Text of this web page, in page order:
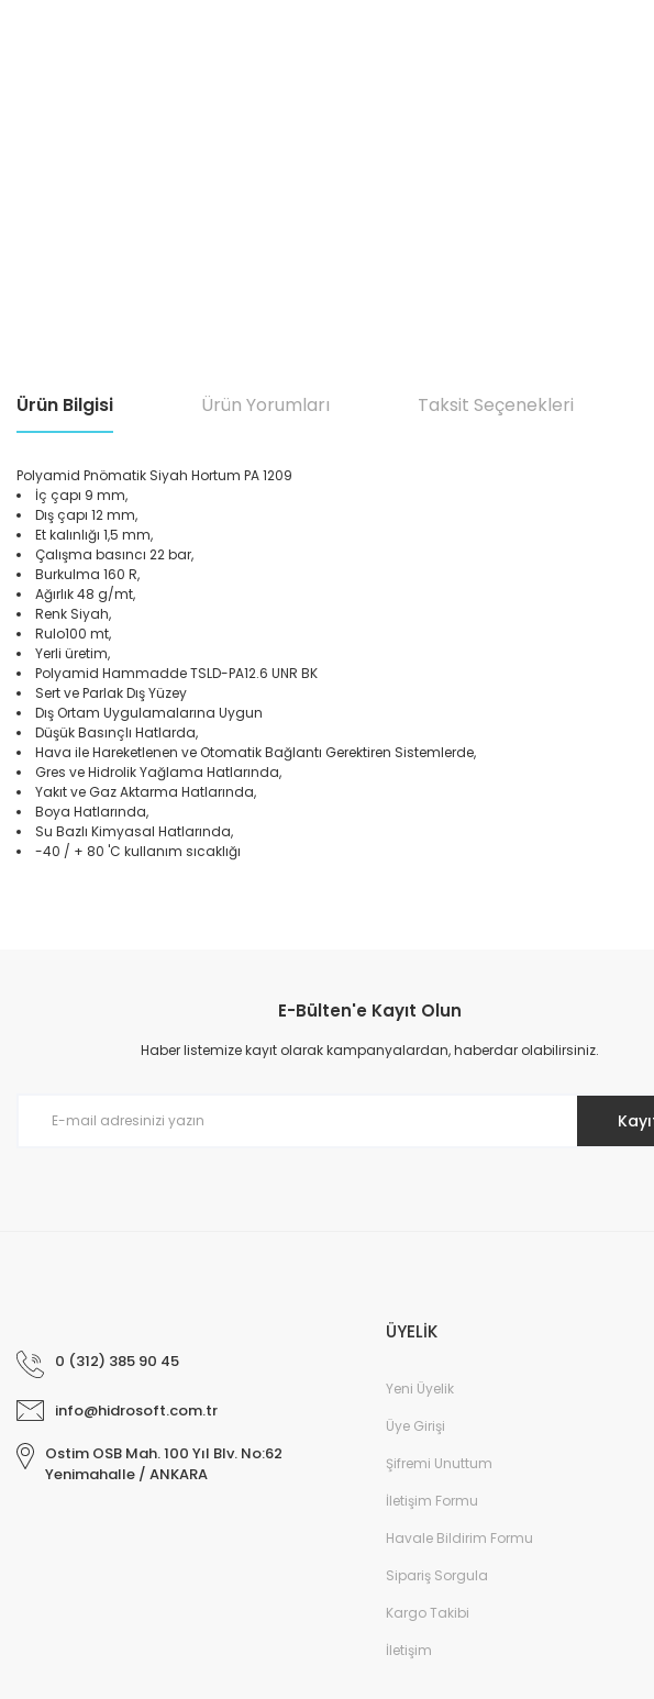
Ürün Bilgisi Ürün Yorumları Taksit Seçenekleri
Polyamid Pnömatik Siyah Hortum PA 1209
İç çapı 9 mm,
Dış çapı 12 mm,
Et kalınlığı 1,5 mm,
Çalışma basıncı 22 bar,
Burkulma 160 R,
Ağırlık 48 g/mt,
Renk Siyah,
Rulo100 mt,
Yerli üretim,
Polyamid Hammadde TSLD-PA12.6 UNR BK
Sert ve Parlak Dış Yüzey
Dış Ortam Uygulamalarına Uygun
Düşük Basınçlı Hatlarda,
Hava ile Hareketlenen ve Otomatik Bağlantı Gerektiren Sistemlerde,
Gres ve Hidrolik Yağlama Hatlarında,
Yakıt ve Gaz Aktarma Hatlarında,
Boya Hatlarında,
Su Bazlı Kimyasal Hatlarında,
-40 / + 80 'C kullanım sıcaklığı
Ürün resmi kalitesiz, bozuk veya görüntülenemiyor.
Ürün açıklamasında eksik bilgiler bulunuyor.
E-Bülten'e Kayıt Olun
Haber listemize kayıt olarak kampanyalardan, haberdar olabilirsiniz.
0 (312) 385 90 45
info@hidrosoft.com.tr
Ostim OSB Mah. 100 Yıl Blv. No:62
Yenimahalle / ANKARA
ÜYELİK
Yeni Üyelik
Üye Girişi
Şifremi Unuttum
İletişim Formu
Havale Bildirim Formu
Sipariş Sorgula
Kargo Takibi
İletişim